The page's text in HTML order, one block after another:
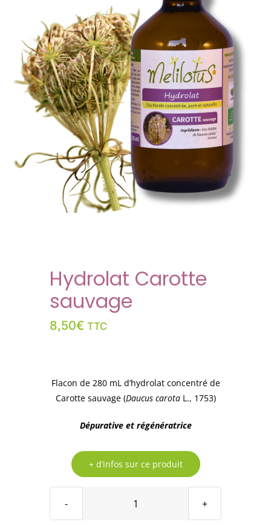
Santé & Bien-Être
Ateliers & Formations
Nous trouver
Hydrolat Carotte
sauvage
8,50€ TTC
Flacon de 280 mL d’hydrolat concentré de
Carotte sauvage (Daucus carotaL., 1753)
Dépurative et régénératrice
+ d’infos sur ce produit
quantité